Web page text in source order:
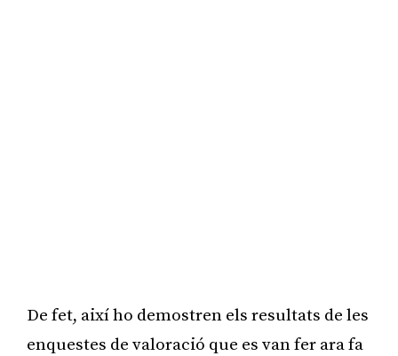
De fet, així ho demostren els resultats de les
enquestes de valoració que es van fer ara fa